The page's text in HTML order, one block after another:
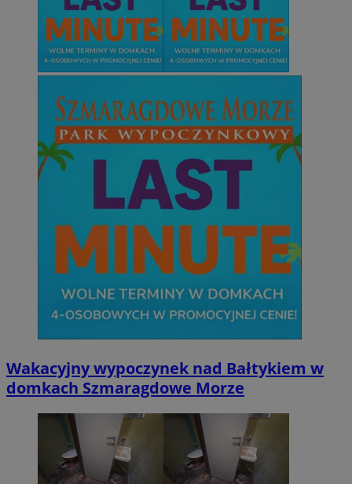
Wakacyjny wypoczynek nad Bałtykiem w
domkach Szmaragdowe Morze